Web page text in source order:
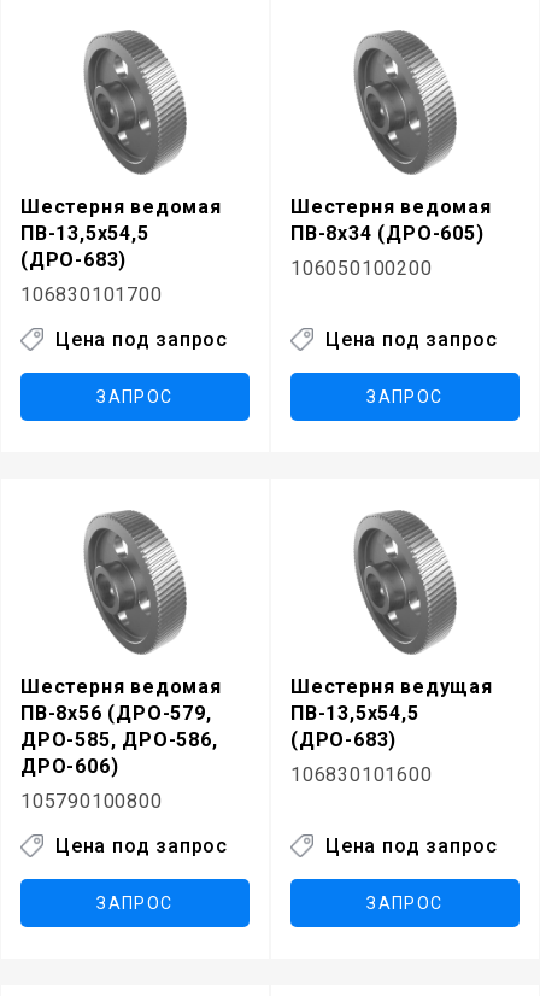
Шестерня ведомая
ПВ-13,5х54,5
(ДРО-683)
106830101700
Цена под запрос
ЗАПРОС
Шестерня ведомая
ПВ-8х34 (ДРО-605)
106050100200
Цена под запрос
ЗАПРОС
Шестерня ведомая
ПВ-8х56 (ДРО-579,
ДРО-585, ДРО-586,
ДРО-606)
105790100800
Цена под запрос
ЗАПРОС
Шестерня ведущая
ПВ-13,5х54,5
(ДРО-683)
106830101600
Цена под запрос
ЗАПРОС